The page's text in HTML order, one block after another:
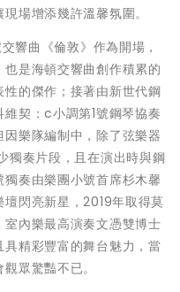
場增添幾許溫馨氛圍。
響曲《倫敦》作為開場，
是海頓交響曲創作積累的
的傑作；接著由新世代鋼
契：c小調第1號鋼琴協奏
樂隊編制中，除了弦樂器
獨奏片段，且在演出時與鋼
奏由樂團小號首席杉木馨
閃亮新星，2019年取得莫
內樂最高演奏文憑雙博士
精彩豐富的舞台魅力，當
眾驚豔不已。